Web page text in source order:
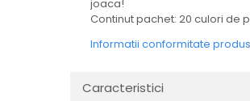
joaca!
Continut pachet: 20 culori de
Informatii conformitate produs
Caracteristici